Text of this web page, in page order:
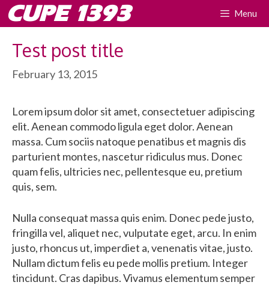
Skip
toCUPE 1393 Menu
Test post title
February 13, 2015
Lorem ipsum dolor sit amet, consectetuer adipiscing
elit. Aenean commodo ligula eget dolor. Aenean
massa. Cum sociis natoque penatibus et magnis dis
parturient montes, nascetur ridiculus mus. Donec
quam felis, ultricies nec, pellentesque eu, pretium
quis, sem.
Nulla consequat massa quis enim. Donec pede justo,
fringilla vel, aliquet nec, vulputate eget, arcu. In enim
justo, rhoncus ut, imperdiet a, venenatis vitae, justo.
Nullam dictum felis eu pede mollis pretium. Integer
tincidunt. Cras dapibus. Vivamus elementum semper